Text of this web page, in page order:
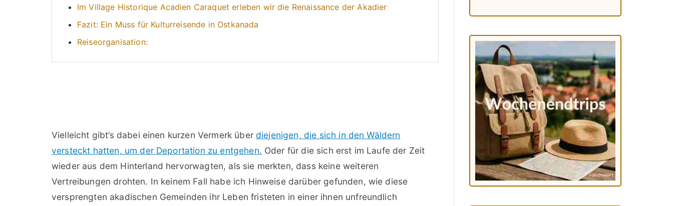
Im Village Historique Acadien Caraquet erleben wir die Renaissance der Akadier
Fazit: Ein Muss für Kulturreisende in Ostkanada
Reiseorganisation:
Vielleicht gibt’s dabei einen kurzen Vermerk über diejenigen, die sich in den Wäldern
versteckt hatten, um der Deportation zu entgehen. Oder für die sich erst im Laufe der Zeit
wieder aus dem Hinterland hervorwagten, als sie merkten, dass keine weiteren
Vertreibungen drohten. In keinem Fall habe ich Hinweise darüber gefunden, wie diese
versprengten akadischen Gemeinden ihr Leben fristeten in einer ihnen unfreundlich